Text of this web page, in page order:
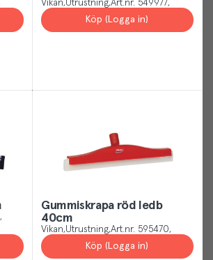
Vikan Utrustning Art.nr. 549977
Köp (Logga in)
Gummiskrapa röd ledb
40cm
Vikan Utrustning Art.nr. 595470
Köp (Logga in)